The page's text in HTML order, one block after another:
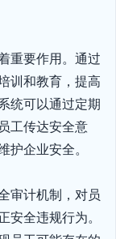
重要作用。通过
训和教育，提高
统可以通过定期
工传达安全意
企业安全。
审计机制，对员
全违规行为。